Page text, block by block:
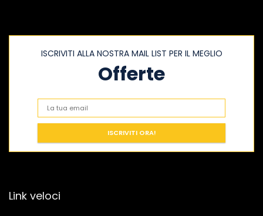
ISCRIVITI ALLA NOSTRA MAIL LIST PER IL MEGLIO
Offerte
Link veloci